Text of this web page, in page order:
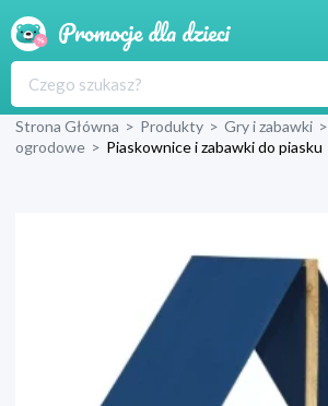
Produkty
Wyprawka
Strona Główna > Produkty > Gry i zabawki >
ogrodowe > Piaskownice i zabawki do piasku